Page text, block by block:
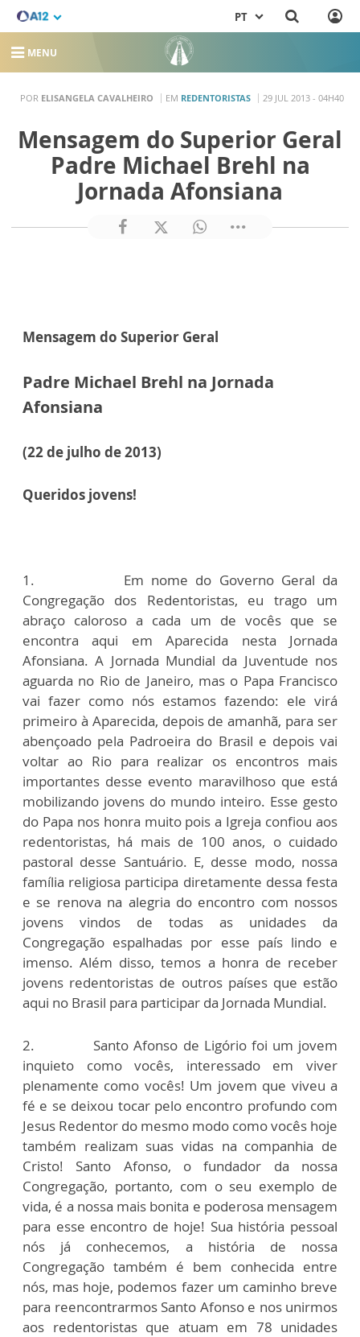
PT
MENU
POR ELISANGELA CAVALHEIRO EM REDENTORISTAS 29 JUL 2013 - 04H40
Mensagem do Superior Geral
Padre Michael Brehl na
Jornada Afonsiana
Mensagem do Superior Geral
Padre Michael Brehl na Jornada
Afonsiana
(22 de julho de 2013)
Queridos jovens!
1. Em nome do Governo Geral da
Congregação dos Redentoristas, eu trago um
abraço caloroso a cada um de vocês que se
encontra aqui em Aparecida nesta Jornada
Afonsiana. A Jornada Mundial da Juventude nos
aguarda no Rio de Janeiro, mas o Papa Francisco
vai fazer como nós estamos fazendo: ele virá
primeiro à Aparecida, depois de amanhã, para ser
abençoado pela Padroeira do Brasil e depois vai
voltar ao Rio para realizar os encontros mais
importantes desse evento maravilhoso que está
mobilizando jovens do mundo inteiro. Esse gesto
do Papa nos honra muito pois a Igreja confiou aos
redentoristas, há mais de 100 anos, o cuidado
pastoral desse Santuário. E, desse modo, nossa
família religiosa participa diretamente dessa festa
e se renova na alegria do encontro com nossos
jovens vindos de todas as unidades da
Congregação espalhadas por esse país lindo e
imenso. Além disso, temos a honra de receber
jovens redentoristas de outros países que estão
aqui no Brasil para participar da Jornada Mundial.
2. Santo Afonso de Ligório foi um jovem
inquieto como vocês, interessado em viver
plenamente como vocês! Um jovem que viveu a
fé e se deixou tocar pelo encontro profundo com
Jesus Redentor do mesmo modo como vocês hoje
também realizam suas vidas na companhia de
Cristo! Santo Afonso, o fundador da nossa
Congregação, portanto, com o seu exemplo de
vida, é a nossa mais bonita e poderosa mensagem
para esse encontro de hoje! Sua história pessoal
nós já conhecemos, a história de nossa
Congregação também é bem conhecida entre
nós, mas hoje, podemos fazer um caminho breve
para reencontrarmos Santo Afonso e nos unirmos
aos redentoristas que atuam em 78 unidades